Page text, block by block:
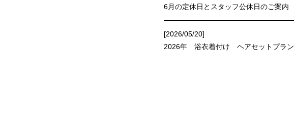
6月の定休日とスタッフ公休日のご案内
[2026/05/20]
2026年 浴衣着付け ヘアセットプラン